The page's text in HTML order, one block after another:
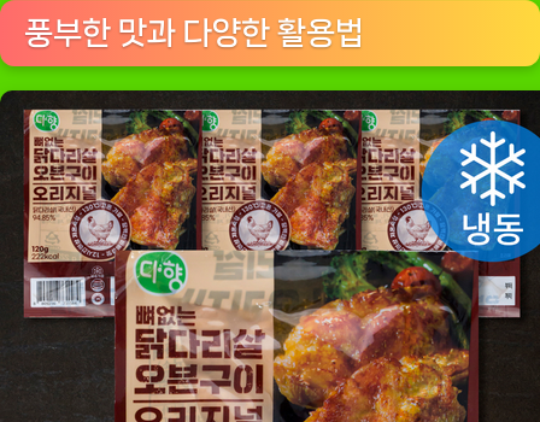
지
–
풍
미
가
득
한
식
사
의
동
반
풍부한 맛과 다양한 활용법